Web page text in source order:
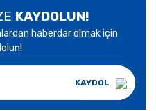
KAYDOLUN!
haberdar olmak için
KAYDOL